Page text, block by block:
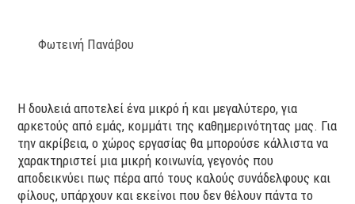
Φωτεινή Πανάβου
Η δουλειά αποτελεί ένα μικρό ή και μεγαλύτερο, για
αρκετούς από εμάς, κομμάτι της καθημερινότητας μας. Για
την ακρίβεια, ο χώρος εργασίας θα μπορούσε κάλλιστα να
χαρακτηριστεί μια μικρή κοινωνία, γεγονός που
αποδεικνύει πως πέρα από τους καλούς συνάδελφους και
φίλους, υπάρχουν και εκείνοι που δεν θέλουν πάντα το